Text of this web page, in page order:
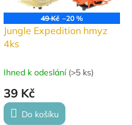
49 Kč –20 %
Jungle Expedition hmyz
4ks
Ihned k odeslání (>5 ks)
39 Kč
Do košíku